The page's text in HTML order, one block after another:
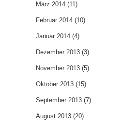
März 2014 (11)
Februar 2014 (10)
Januar 2014 (4)
Dezember 2013 (3)
November 2013 (5)
Oktober 2013 (15)
September 2013 (7)
August 2013 (20)